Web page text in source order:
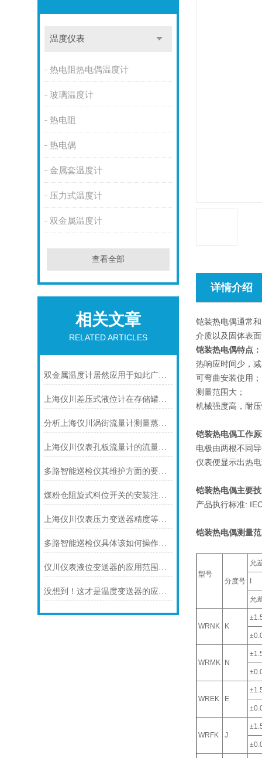
温度仪表
热电阻热电偶温度计
玻璃温度计
热电阻
热电偶
金属套温度计
压力式温度计
双金属温度计
查看全部
相关文章
RELATED ARTICLES
双金属温度计居然应用于如此广泛的领域
上海仪川差压式液位计在存储罐液位测量的应用
分析上海仪川涡街流量计测量蒸汽的三种方式
上海仪川仪表孔板流量计的流量计算公式
多路智能巡检仪其维护方面的要点是什么？
煤粉仓阻旋式料位开关的安装注意事项
上海仪川仪表压力变送器精度等级的划分方法
多路智能巡检仪具体该如何操作呢？
仪川仪表液位变送器的应用范围涵盖了多个行业和领域
没想到！这才是温度变送器的应用特点！
详情介绍
铠装热电偶通常
介质以及固体表
铠装热电偶特点：
热响应时间少，
可弯曲安装使用；
测量范围大；
机械强度高，耐
铠装热电偶工作
电极由两根不同
仪表便显示出热
铠装热电偶主要
产品执行标准:
铠装热电偶测量
型号
分度号
允
允
WRNK K
WRMK N
WREK E
WRFK J